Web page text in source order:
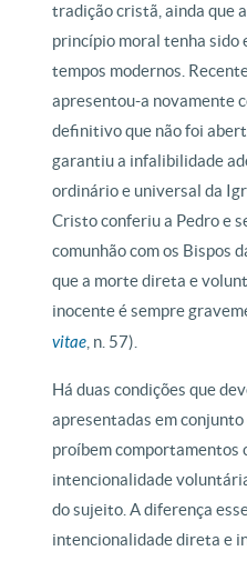
tradição cristã, ainda que
princípio moral tenha sido
tempos modernos.
apresentou-a novamente
definitivo que não foi
garantiu a infalibilidade
ordinário e universal da
Cristo conferiu a Pedro e
comunhão com os Bispos
que a morte direta e
inocente é sempre
vitae , n. 57).
Há duas condições que
apresentadas em
proíbem comportamentos
intencionalidade
do sujeito. A diferença
intencionalidade direta e